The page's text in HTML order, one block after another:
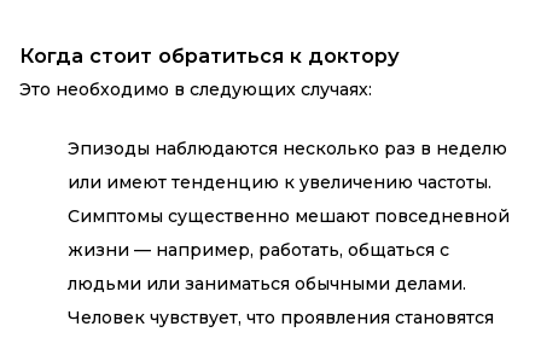
Когда стоит обратиться к доктору
Это необходимо в следующих случаях:
Эпизоды наблюдаются несколько раз в неделю
или имеют тенденцию к увеличению частоты.
Симптомы существенно мешают повседневной
жизни — например, работать, общаться с
людьми или заниматься обычными делами.
Человек чувствует, что проявления становятся